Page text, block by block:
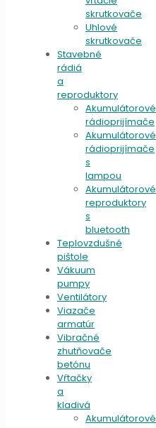
skrutkovače
Uhlové
skrutkovače
Stavebné
rádiá
a
reproduktory
Akumulátorové
rádioprijímače
Akumulátorové
rádioprijímače
s
lampou
Akumulátorové
reproduktory
s
bluetooth
Teplovzdušné
pištole
Vákuum
pumpy
Ventilátory
Viazače
armatúr
Vibračné
zhutňovače
betónu
Vŕtačky
a
kladivá
Akumulátorové